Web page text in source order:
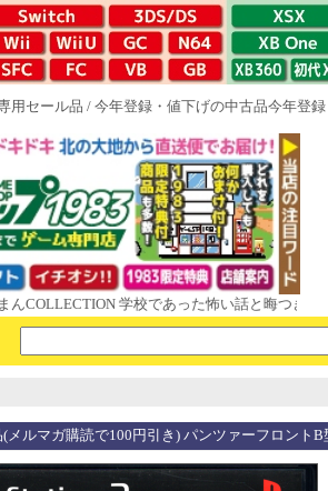
用セール品 / 今年登録・値下げの中古品今年登
学校であった怖い話と晦󠄀つきこもり ル
メルマガ購読で100円引き) パンツァーフロントB